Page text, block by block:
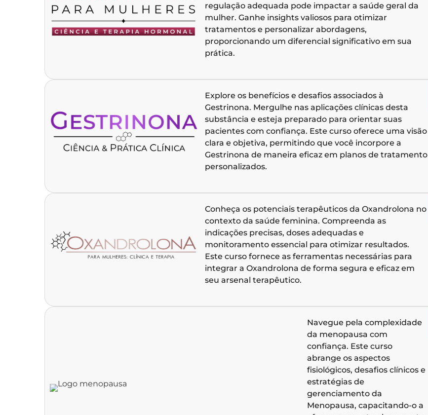
regulação adequada pode impactar a saúde geral da
mulher. Ganhe insights valiosos para otimizar
tratamentos e personalizar abordagens,
proporcionando um diferencial significativo em sua
prática.
Explore os benefícios e desafios associados à
Gestrinona. Mergulhe nas aplicações clínicas desta
substância e esteja preparado para orientar suas
pacientes com confiança. Este curso oferece uma visão
clara e objetiva, permitindo que você incorpore a
Gestrinona de maneira eficaz em planos de tratamento
personalizados.
Conheça os potenciais terapêuticos da Oxandrolona no
contexto da saúde feminina. Compreenda as
indicações precisas, doses adequadas e
monitoramento essencial para otimizar resultados.
Este curso fornece as ferramentas necessárias para
integrar a Oxandrolona de forma segura e eficaz em
seu arsenal terapêutico.
Navegue pela complexidade
da menopausa com
confiança. Este curso
abrange os aspectos
fisiológicos, desafios clínicos e
estratégias de
gerenciamento da
Menopausa, capacitando-o a